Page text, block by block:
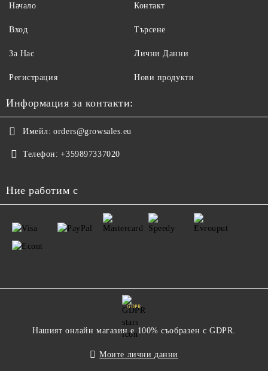
Начало
Вход
За Нас
Регистрация
Контакт
Търсене
Лични Данни
Нови продукти
Информация за контакти:
Имейл: orders@growsales.eu
Телефон: +359897337020
Ние работим с
GDPR
Нашият онлайн магазин е 100% съобразен с GDPR.
Моите лични данни